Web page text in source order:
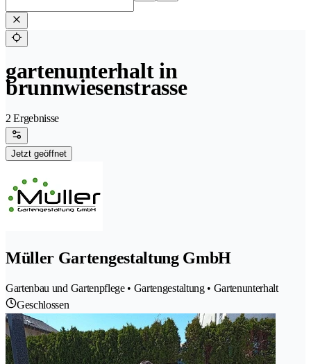
gartenunterhalt in
brunnwiesenstrasse
2 Ergebnisse
Jetzt geöffnet
Müller Gartengestaltung GmbH
Gartenbau und Gartenpflege • Gartengestaltung • Gartenunterhalt
Geschlossen